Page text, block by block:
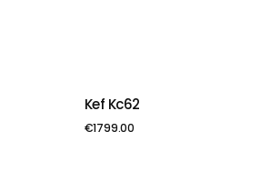
PIEVIENOT GROZAM
Kef Kc62
€1799.00